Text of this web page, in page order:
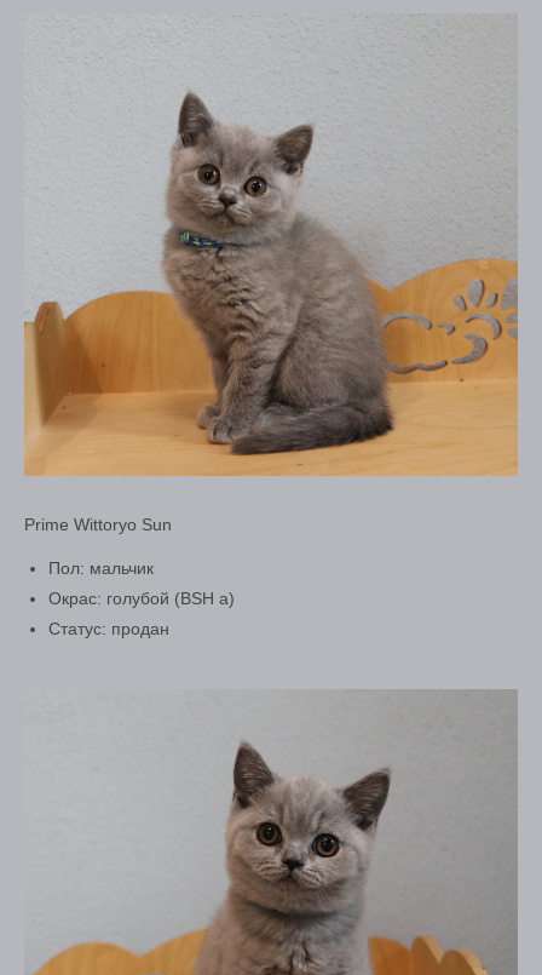
Prime Wittoryo Sun
Пол: мальчик
Окрас: голубой (BSH a)
Статус: продан